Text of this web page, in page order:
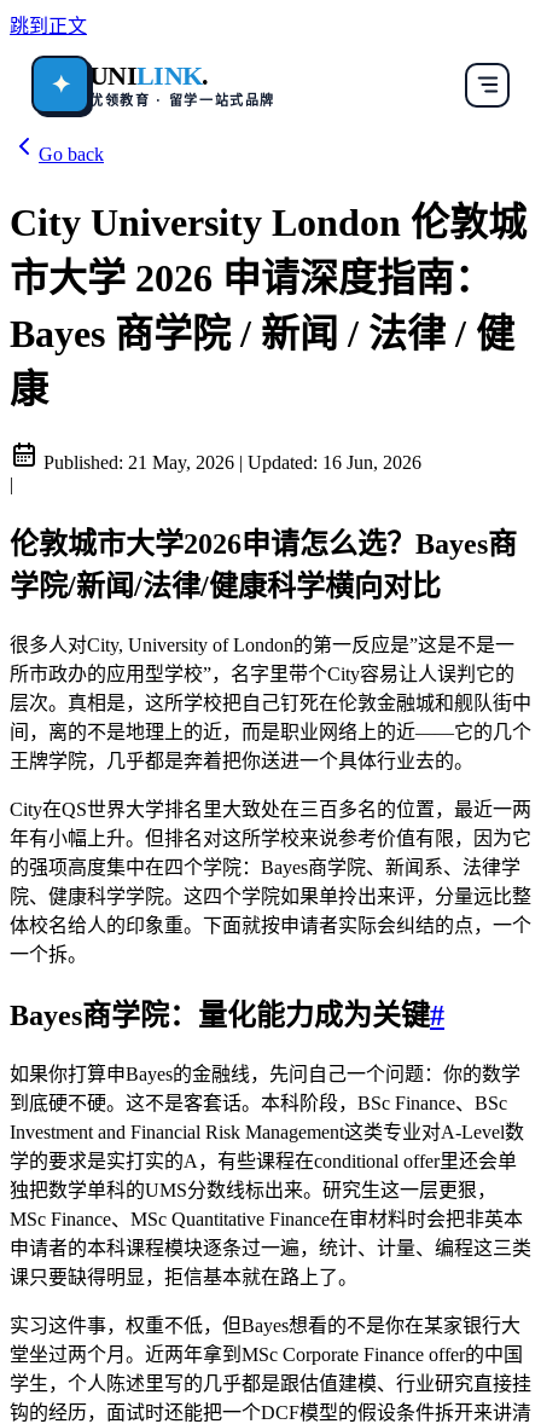
跳到正文
✦ UNILINK.
优领教育 · 留学一站式品牌
Go back
City University London 伦敦城
市大学 2026 申请深度指南：
Bayes 商学院 / 新闻 / 法律 / 健
康
Published: 21 May, 2026 | Updated: 16 Jun, 2026
|
伦敦城市大学2026申请怎么选？Bayes商
学院/新闻/法律/健康科学横向对比
很多人对City, University of London的第一反应是”这是不是一
所市政办的应用型学校”，名字里带个City容易让人误判它的
层次。真相是，这所学校把自己钉死在伦敦金融城和舰队街中
间，离的不是地理上的近，而是职业网络上的近——它的几个
王牌学院，几乎都是奔着把你送进一个具体行业去的。
City在QS世界大学排名里大致处在三百多名的位置，最近一两
年有小幅上升。但排名对这所学校来说参考价值有限，因为它
的强项高度集中在四个学院：Bayes商学院、新闻系、法律学
院、健康科学学院。这四个学院如果单拎出来评，分量远比整
体校名给人的印象重。下面就按申请者实际会纠结的点，一个
一个拆。
Bayes商学院：量化能力成为关键#
如果你打算申Bayes的金融线，先问自己一个问题：你的数学
到底硬不硬。这不是客套话。本科阶段，BSc Finance、BSc
Investment and Financial Risk Management这类专业对A-Level数
学的要求是实打实的A，有些课程在conditional offer里还会单
独把数学单科的UMS分数线标出来。研究生这一层更狠，
MSc Finance、MSc Quantitative Finance在审材料时会把非英本
申请者的本科课程模块逐条过一遍，统计、计量、编程这三类
课只要缺得明显，拒信基本就在路上了。
实习这件事，权重不低，但Bayes想看的不是你在某家银行大
堂坐过两个月。近两年拿到MSc Corporate Finance offer的中国
学生，个人陈述里写的几乎都是跟估值建模、行业研究直接挂
钩的经历，面试时还能把一个DCF模型的假设条件拆开来讲清